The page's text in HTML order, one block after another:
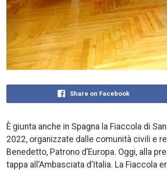
Share on Facebook
È giunta anche in Spagna la Fiaccola di
2022, organizzate dalle comunità civili e
Benedetto, Patrono d’Europa. Oggi, alla
tappa all’Ambasciata d’Italia. La Fiaccola